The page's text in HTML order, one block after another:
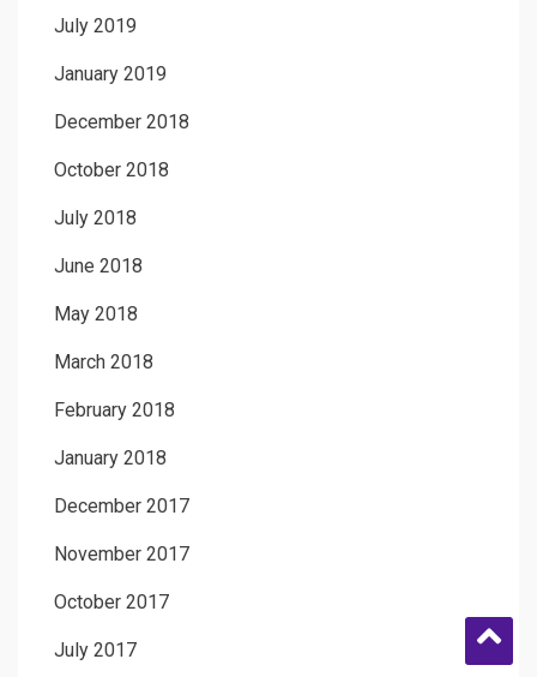
July 2019
January 2019
December 2018
October 2018
July 2018
June 2018
May 2018
March 2018
February 2018
January 2018
December 2017
November 2017
October 2017
July 2017